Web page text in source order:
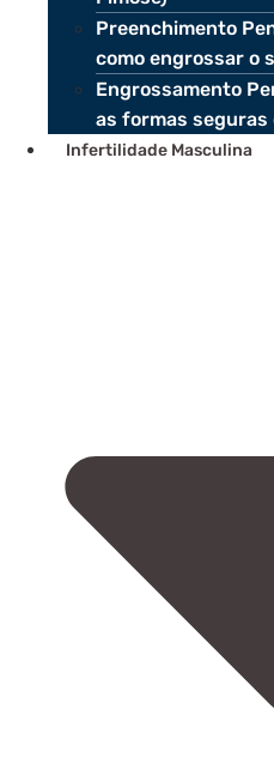
Preenchimento
como engrossar o
Engrossamento
as formas seguras
Infertilidade Masculina